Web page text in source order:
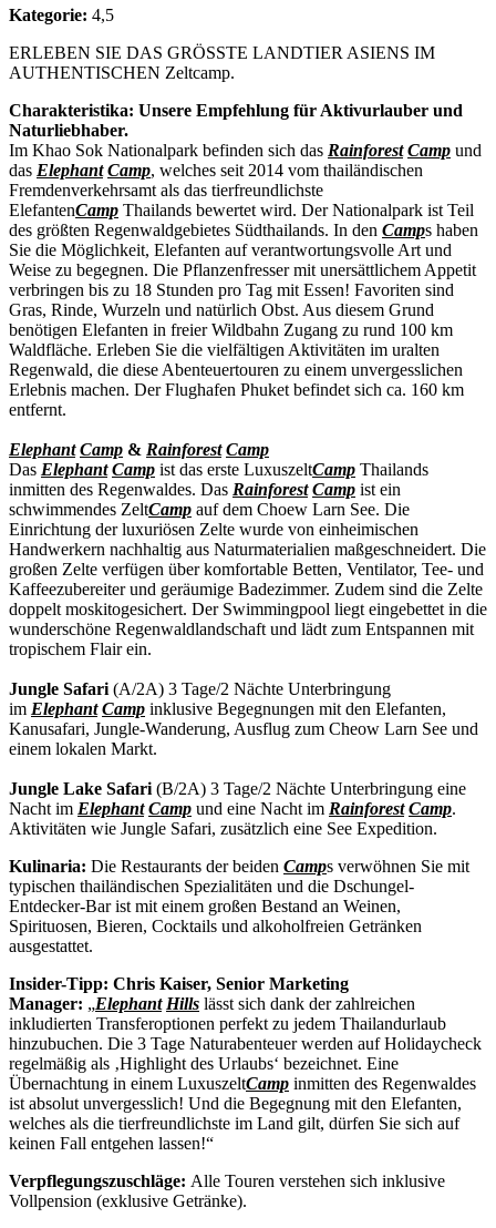
Kategorie: 4,5
ERLEBEN SIE DAS GRÖSSTE LANDTIER ASIENS IM
AUTHENTISCHEN Zeltcamp.
Charakteristika: Unsere Empfehlung für Aktivurlauber und
Naturliebhaber.
Im Khao Sok Nationalpark befinden sich das Rainforest Camp und
das Elephant Camp, welches seit 2014 vom thailändischen
Fremdenverkehrsamt als das tierfreundlichste
ElefantenCamp Thailands bewertet wird. Der Nationalpark ist Teil
des größten Regenwaldgebietes Südthailands. In den Camps haben
Sie die Möglichkeit, Elefanten auf verantwortungsvolle Art und
Weise zu begegnen. Die Pflanzenfresser mit unersättlichem Appetit
verbringen bis zu 18 Stunden pro Tag mit Essen! Favoriten sind
Gras, Rinde, Wurzeln und natürlich Obst. Aus diesem Grund
benötigen Elefanten in freier Wildbahn Zugang zu rund 100 km
Waldfläche. Erleben Sie die vielfältigen Aktivitäten im uralten
Regenwald, die diese Abenteuertouren zu einem unvergesslichen
Erlebnis machen. Der Flughafen Phuket befindet sich ca. 160 km
entfernt.
Elephant Camp & Rainforest Camp
Das Elephant Camp ist das erste LuxuszeltCamp Thailands
inmitten des Regenwaldes. Das Rainforest Camp ist ein
schwimmendes ZeltCamp auf dem Choew Larn See. Die
Einrichtung der luxuriösen Zelte wurde von einheimischen
Handwerkern nachhaltig aus Naturmaterialien maßgeschneidert. Die
großen Zelte verfügen über komfortable Betten, Ventilator, Tee- und
Kaffeezubereiter und geräumige Badezimmer. Zudem sind die Zelte
doppelt moskitogesichert. Der Swimmingpool liegt eingebettet in die
wunderschöne Regenwaldlandschaft und lädt zum Entspannen mit
tropischem Flair ein.
Jungle Safari (A/2A) 3 Tage/2 Nächte Unterbringung
im Elephant Camp inklusive Begegnungen mit den Elefanten,
Kanusafari, Jungle-Wanderung, Ausflug zum Cheow Larn See und
einem lokalen Markt.
Jungle Lake Safari (B/2A) 3 Tage/2 Nächte Unterbringung eine
Nacht im Elephant Camp und eine Nacht im Rainforest Camp.
Aktivitäten wie Jungle Safari, zusätzlich eine See Expedition.
Kulinaria: Die Restaurants der beiden Camps verwöhnen Sie mit
typischen thailändischen Spezialitäten und die Dschungel-
Entdecker-Bar ist mit einem großen Bestand an Weinen,
Spirituosen, Bieren, Cocktails und alkoholfreien Getränken
ausgestattet.
Insider-Tipp: Chris Kaiser, Senior Marketing
Manager: „Elephant Hills lässt sich dank der zahlreichen
inkludierten Transferoptionen perfekt zu jedem Thailandurlaub
hinzubuchen. Die 3 Tage Naturabenteuer werden auf Holidaycheck
regelmäßig als ‚Highlight des Urlaubs‘ bezeichnet. Eine
Übernachtung in einem LuxuszeltCamp inmitten des Regenwaldes
ist absolut unvergesslich! Und die Begegnung mit den Elefanten,
welches als die tierfreundlichste im Land gilt, dürfen Sie sich auf
keinen Fall entgehen lassen!“
Verpflegungszuschläge: Alle Touren verstehen sich inklusive
Vollpension (exklusive Getränke).